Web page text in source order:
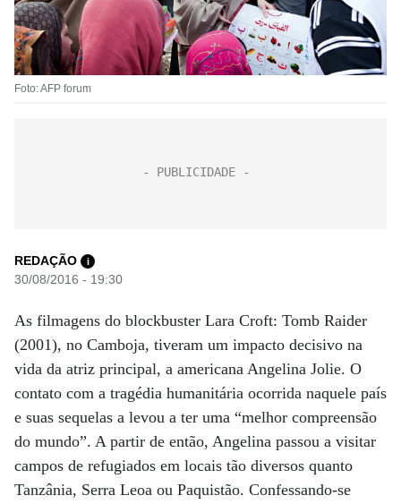
Foto: AFP forum
REDAÇÃO i
30/08/2016 - 19:30
As filmagens do blockbuster Lara Croft: Tomb Raider
(2001), no Camboja, tiveram um impacto decisivo na
vida da atriz principal, a americana Angelina Jolie. O
contato com a tragédia humanitária ocorrida naquele país
e suas sequelas a levou a ter uma “melhor compreensão
do mundo”. A partir de então, Angelina passou a visitar
campos de refugiados em locais tão diversos quanto
Tanzânia, Serra Leoa ou Paquistão. Confessando-se